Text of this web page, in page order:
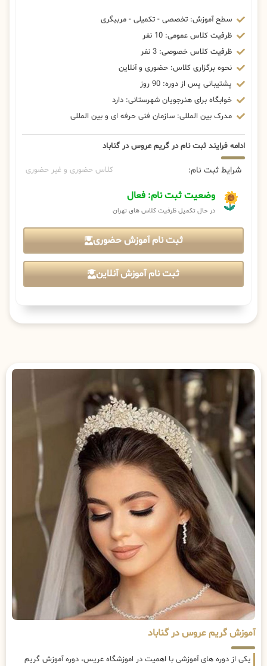
سطح آموزش: تخصصی - تکمیلی - مربیگری
ظرفیت کلاس عمومی: 10 نفر
ظرفیت کلاس خصوصی: 3 نفر
نحوه برگزاری کلاس: حضوری و آنلاین
پشتیبانی پس از دوره: 90 روز
خوابگاه برای هنرجویان شهرستانی: دارد
مدرک بین المللی: سازمان فنی حرفه ای و بین المللی
ادامه فرایند ثبت نام در گریم عروس در گناباد
شرایط ثبت نام: کلاس حضوری و غیر حضوری
وضعیت ثبت نام: فعال
در حال تکمیل ظرفیت کلاس های تهران
ثبت نام آموزش حضوری
ثبت نام آموزش آنلاین
آموزش گریم عروس در گناباد
یکی از دوره های آموزشی با اهمیت در اموزشگاه عریس، دوره آموزش گریم